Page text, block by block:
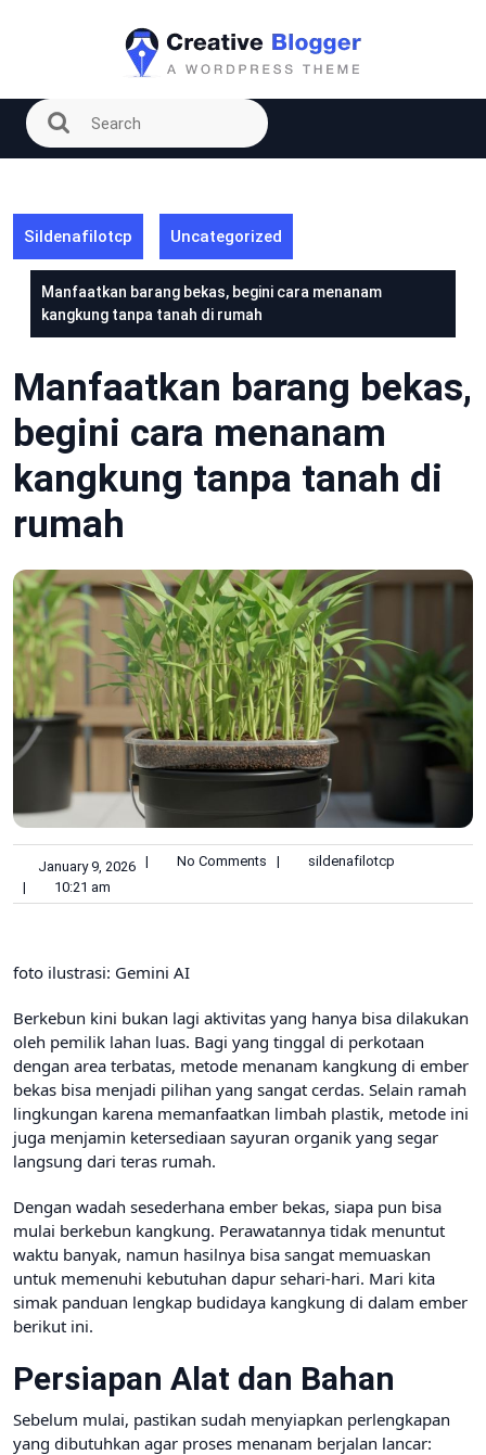
Sildenafilotcp Uncategorized
Manfaatkan barang bekas, begini cara menanam
kangkung tanpa tanah di rumah
Manfaatkan barang bekas,
begini cara menanam
kangkung tanpa tanah di
rumah
January 9, 2026 | No Comments |
sildenafilotcp
|
10:21 am
foto ilustrasi: Gemini AI
Berkebun kini bukan lagi aktivitas yang hanya bisa dilakukan
oleh pemilik lahan luas. Bagi yang tinggal di perkotaan
dengan area terbatas, metode menanam kangkung di ember
bekas bisa menjadi pilihan yang sangat cerdas. Selain ramah
lingkungan karena memanfaatkan limbah plastik, metode ini
juga menjamin ketersediaan sayuran organik yang segar
langsung dari teras rumah.
Dengan wadah sesederhana ember bekas, siapa pun bisa
mulai berkebun kangkung. Perawatannya tidak menuntut
waktu banyak, namun hasilnya bisa sangat memuaskan
untuk memenuhi kebutuhan dapur sehari-hari. Mari kita
simak panduan lengkap budidaya kangkung di dalam ember
berikut ini.
Persiapan Alat dan Bahan
Sebelum mulai, pastikan sudah menyiapkan perlengkapan
yang dibutuhkan agar proses menanam berjalan lancar: